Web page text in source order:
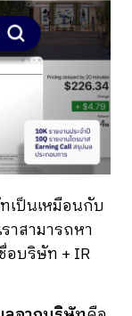
เป็นเหมือนกับ
าสามารถหา
อบริษัท + IR